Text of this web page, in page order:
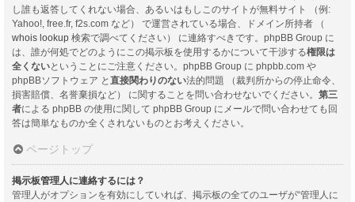
し誰も返答してくれない場合、あるいはもしこのサイトが無料サイト （例:
Yahoo!, free.fr, f2s.com など） で運営されている場合、ドメイン所持者 （
whois lookup 検索で調べてください） に連絡すべきです。phpBB Group に
は、誰が何処でどのようにこの掲示板を使用するかについて干渉する権限は
全くないということにご注意ください。phpBB Group に phpbb.com や
phpBBソフトウェア と 直接関わりのない法的問題 （裁判所からの停止命令、
損害賠償、名誉棄損など） に関することを問い合わせないでください。 第三
者による phpBB の使用に関して phpBB Group にメールで問い合わせても回
答は簡単なものか全くされないものとお考えください。
ページトップ
掲示板管理人に連絡するには？
管理人がオプションを有効にしていれば、掲示板の全てのユーザが“管理人に